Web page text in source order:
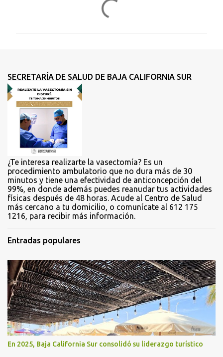
t
r
o
SECRETARÍA DE SALUD DE BAJA CALIFORNIA SUR
¿Te interesa realizarte la vasectomía? Es un
procedimiento ambulatorio que no dura más de 30
minutos y tiene una efectividad de anticoncepción del
99%, en donde además puedes reanudar tus actividades
físicas después de 48 horas. Acude al Centro de Salud
más cercano a tu domicilio, o comunícate al 612 175
1216, para recibir más información.
Entradas populares
En 2025, Baja California Sur consolidó su liderazgo turístico